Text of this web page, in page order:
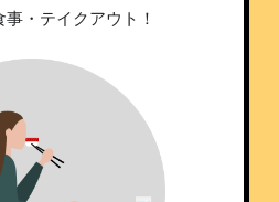
・テイクアウト！